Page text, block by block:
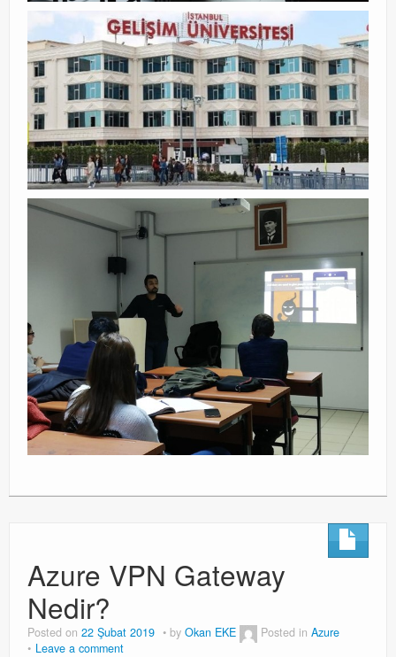
Exchange
Azure VPN Gateway
Nedir?
Posted on 22 Şubat 2019 by Okan EKE Posted in Azure
Leave a comment